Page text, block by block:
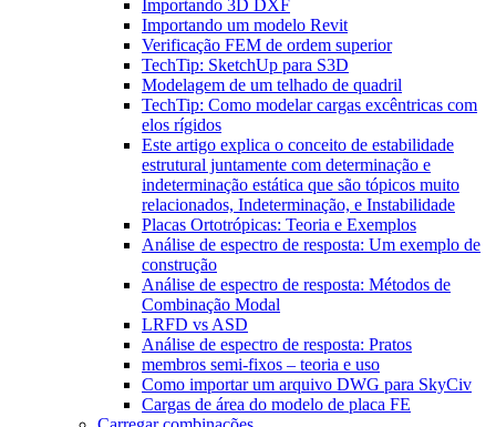
Importando 3D DXF
Importando um modelo Revit
Verificação FEM de ordem superior
TechTip: SketchUp para S3D
Modelagem de um telhado de quadril
TechTip: Como modelar cargas excêntricas com
elos rígidos
Este artigo explica o conceito de estabilidade
estrutural juntamente com determinação e
indeterminação estática que são tópicos muito
relacionados, Indeterminação, e Instabilidade
Placas Ortotrópicas: Teoria e Exemplos
Análise de espectro de resposta: Um exemplo de
construção
Análise de espectro de resposta: Métodos de
Combinação Modal
LRFD vs ASD
Análise de espectro de resposta: Pratos
membros semi-fixos – teoria e uso
Como importar um arquivo DWG para SkyCiv
Cargas de área do modelo de placa FE